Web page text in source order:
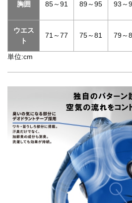
胸囲 85～91 89～95 93～
ウエス
ト
71～77 75～81 79～
単位:cm